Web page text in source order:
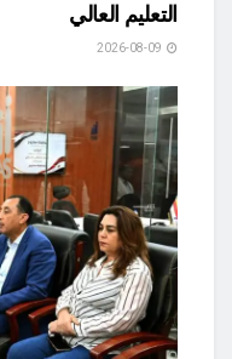
التعليم العالي